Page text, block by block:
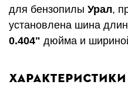
для бензопилы Урал,
установлена шина
0.404" дюйма и
Характеристики